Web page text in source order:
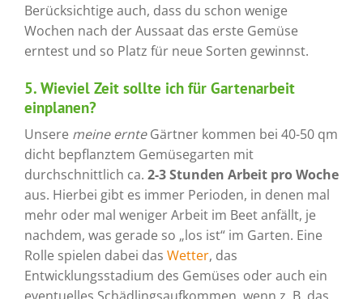
Berücksichtige auch, dass du schon wenige
Wochen nach der Aussaat das erste Gemüse
erntest und so Platz für neue Sorten gewinnst.
5. Wieviel Zeit sollte ich für Gartenarbeit
einplanen?
Unsere meine ernteGärtner kommen bei 40-50 qm
dicht bepflanztem Gemüsegarten mit
durchschnittlich ca. 2-3 Stunden Arbeit pro Woche
aus. Hierbei gibt es immer Perioden, in denen mal
mehr oder mal weniger Arbeit im Beet anfällt, je
nachdem, was gerade so „los ist“ im Garten. Eine
Rolle spielen dabei das Wetter, das
Entwicklungsstadium des Gemüses oder auch ein